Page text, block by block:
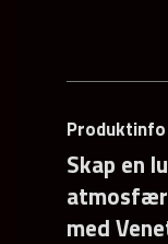
Produktinfo
Skap en
med